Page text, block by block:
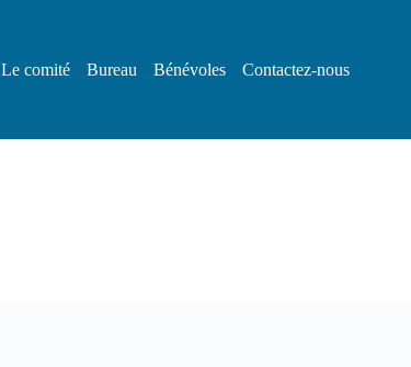
Le comité Bureau Bénévoles Contactez-nous